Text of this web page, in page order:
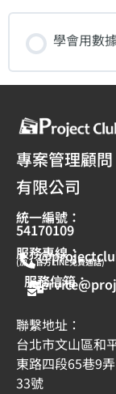
學會用數
專案管理顧問
有限公司
統一編號：
54170109
服務專線：
(加入官方LINE免費通話)
服務信箱：
聯繫地址：
台北市文山區和
東路四段65巷9弄
33號